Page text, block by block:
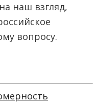
наш взгляд,
вопросу.